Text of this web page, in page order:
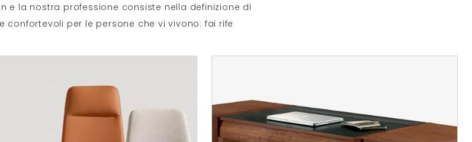
e la nostra professione consiste nella definizione di
confortevoli per le persone che vi vivono: fai rife